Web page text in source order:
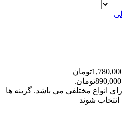
قیمت اصلی: 1,780,000تومان
انواع مختلفی می باشد. گزینه ها
شوند